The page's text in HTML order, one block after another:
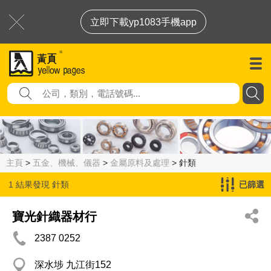
立即下載yp1083手機app
主頁 > 五金、機械、儀器 > 金屬原料及處理 > 針類
1 結果發現 針類 已篩選
寶光針織器材行
2387 0252
深水埗 九江街152